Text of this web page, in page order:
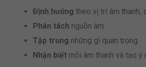
Định hướng theo vị trí âm thanh,
Phân tách nguồn âm
Tập trung những gì quan trọng
Nhận biết mỗi âm thanh và tạo ý